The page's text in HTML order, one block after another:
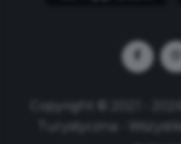
Copyright © 2021 -
Turystyczna -